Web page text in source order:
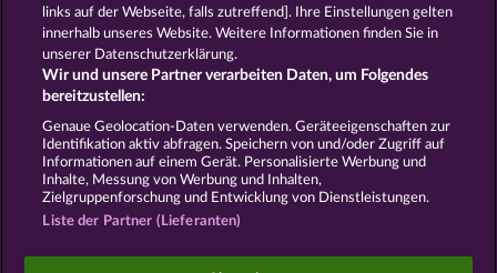
AGB Datenschutz
Unternehmensseite
Widerruf einreichen
links auf der Webseite, falls zutreffend]. Ihre Einstellungen gelten
innerhalb unseres Website. Weitere Informationen finden Sie in
unserer Datenschutzerklärung.
Wir und unsere Partner verarbeiten Daten, um Folgendes
bereitzustellen:
Genaue Geolocation-Daten verwenden. Geräteeigenschaften zur
Identifikation aktiv abfragen. Speichern von und/oder Zugriff auf
Informationen auf einem Gerät. Personalisierte Werbung und
Inhalte, Messung von Werbung und Inhalten,
Zielgruppenforschung und Entwicklung von Dienstleistungen.
Liste der Partner (Lieferanten)